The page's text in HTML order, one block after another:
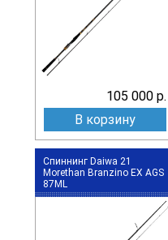
105 000 р.
В корзину
Спиннинг Daiwa 21
Morethan Branzino EX AGS
87ML